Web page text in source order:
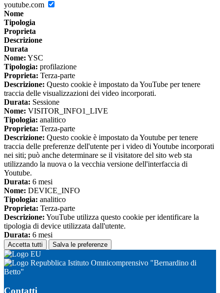
youtube.com
Nome
Tipologia
Proprieta
Descrizione
Durata
Nome: YSC
Tipologia: profilazione
Proprieta: Terza-parte
Descrizione: Questo cookie è impostato da YouTube per tenere
traccia delle visualizzazioni dei video incorporati.
Durata: Sessione
Nome: VISITOR_INFO1_LIVE
Tipologia: analitico
Proprieta: Terza-parte
Descrizione: Questo cookie è impostato da Youtube per tenere
traccia delle preferenze dell'utente per i video di Youtube incorporati
nei siti; può anche determinare se il visitatore del sito web sta
utilizzando la nuova o la vecchia versione dell'interfaccia di
Youtube.
Durata: 6 mesi
Nome: DEVICE_INFO
Tipologia: analitico
Proprieta: Terza-parte
Descrizione: YouTube utilizza questo cookie per identificare la
tipologia di device utilizzata dall'utente.
Durata: 6 mesi
Accetta tutti Salva le preferenze
Istituto Omnicomprensivo "Bernardino di
Betto"
Contatti